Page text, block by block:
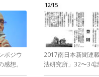
ポジウ
想。
12/15
2017南日本新聞連
法研究所」32〜34